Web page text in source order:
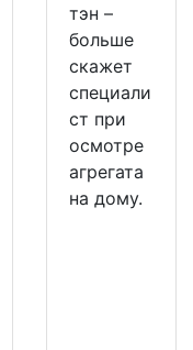
тэн –
больше
скажет
специали
ст при
осмотре
агрегата
на дому.